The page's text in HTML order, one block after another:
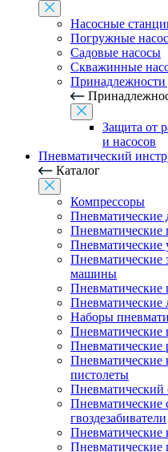
Насосные
Погружные
Садовые насосы
Скважинные
Принадлежности
Защита от
и насосов
Пневматический
Каталог
Компрессоры
Пневматические
Пневматические
Пневматические
машины
Пневматические
Пневматические
Наборы
Пневматические
Пневматические
Пневматические
пистолеты
Пневматические
гвоздезабиватели
Пневматические